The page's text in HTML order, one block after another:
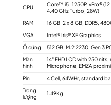
CPU
Core™ i5-1250P, vPro®
4.40 GHz Turbo, 28W)
RAM
16 GB: 2 x 8 GB, DDR5,
VGA
Intel® Iris® XE Graphics
Ổ cứng
512 GB, M.2 2230, Gen 3
Màn
hình
14″ FHD LCD with 250
Microphone, EMZA
Pin
4 Cell, 64WHr, standard
Trọng
lượng
1.49Kg